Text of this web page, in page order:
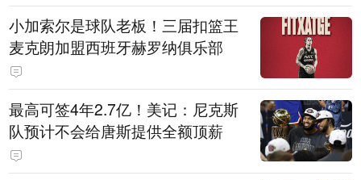
小加索尔是球队老板！三届扣篮王
麦克朗加盟西班牙赫罗纳俱乐部
最高可签4年2.7亿！美记：尼克斯
队预计不会给唐斯提供全额顶薪